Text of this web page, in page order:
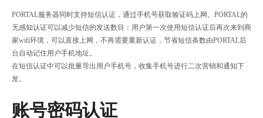
PORTAL服务器同时支持短信认证，通过手机号获取验证码上网。PORTAL的
无感知认证可以减少短信的发送数目：用户第一次使用短信认证后再次来到商
家wifi环境，可以直接上网，不再需要重新认证，节省短信条数由PORTAL后
台自动记住用户手机地址。
在短信认证中可以批量导出用户手机号，收集手机号进行二次营销和通知下
发。
账号密码认证